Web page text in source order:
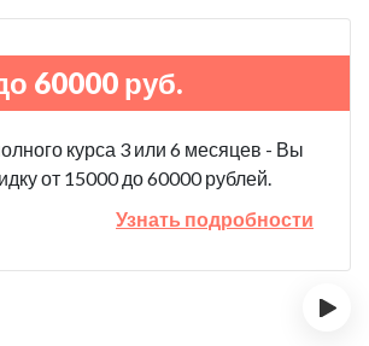
60000 руб.
курса 3 или 6 месяцев - Вы
от 15000 до 60000 рублей.
Узнать подробности
›